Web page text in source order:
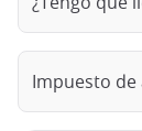
Impuesto